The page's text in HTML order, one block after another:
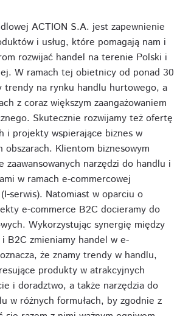
ACTION S.A. jest zapewnienie
i usług, które pomagają nam i
rozwijać handel na terenie Polski i
W ramach tej obietnicy od ponad 30
trendy na rynku handlu hurtowego, a
z coraz większym zaangażowaniem
Skutecznie rozwijamy też ofertę
i projekty wspierające biznes w
obszarach. Klientom biznesowym
zaawansowanych narzędzi do handlu i
w ramach e-commercowej
serwis). Natomiast w oparciu o
e-commerce B2C docieramy do
Wykorzystując synergię między
B2C zmieniamy handel w e-
że znamy trendy w handlu,
produkty w atrakcyjnych
i doradztwo, a także narzędzia do
w różnych formułach, by zgodnie z